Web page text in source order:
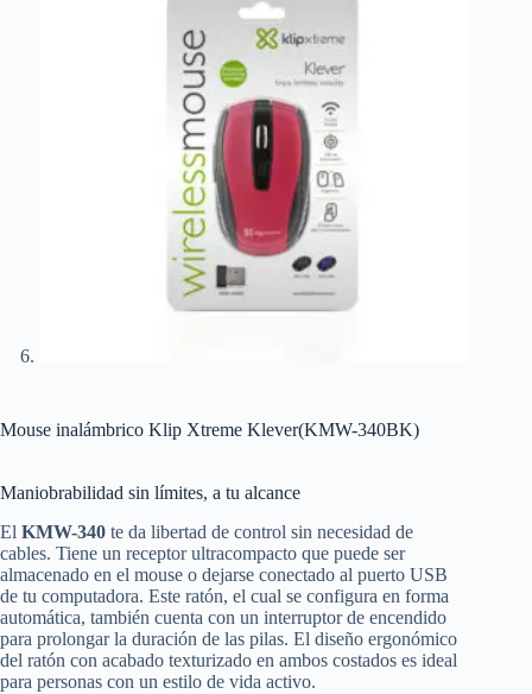
Mouse inalámbrico Klip Xtreme Klever(KMW-340BK)
Maniobrabilidad sin límites, a tu alcance
El KMW-340 te da libertad de control sin necesidad de
cables. Tiene un receptor ultracompacto que puede ser
almacenado en el mouse o dejarse conectado al puerto USB
de tu computadora. Este ratón, el cual se configura en forma
automática, también cuenta con un interruptor de encendido
para prolongar la duración de las pilas. El diseño ergonómico
del ratón con acabado texturizado en ambos costados es ideal
para personas con un estilo de vida activo.